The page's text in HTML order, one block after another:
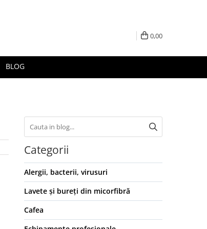
0,00
BLOG
Categorii
Alergii, bacterii, virusuri
Lavete și bureți din micorfibră
Cafea